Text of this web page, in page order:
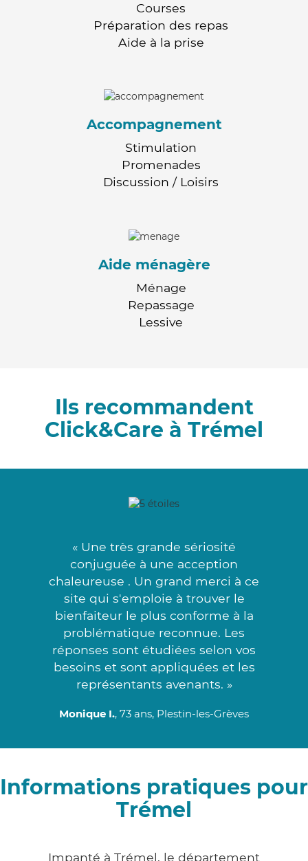
Courses
Préparation des repas
Aide à la prise
Accompagnement
Stimulation
Promenades
Discussion / Loisirs
Aide ménagère
Ménage
Repassage
Lessive
Ils recommandent
Click&Care à Trémel
« Une très grande sériosité
conjuguée à une acception
chaleureuse . Un grand merci à ce
site qui s'emploie à trouver le
bienfaiteur le plus conforme à la
problématique reconnue. Les
réponses sont étudiées selon vos
besoins et sont appliquées et les
représentants avenants. »
Monique I., 73 ans, Plestin-les-Grèves
Informations pratiques pour
Trémel
Impanté à Trémel, le département